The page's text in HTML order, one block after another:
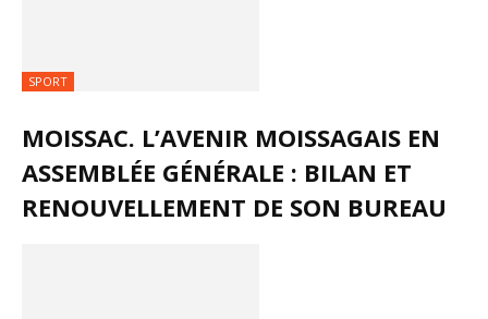
SPORT
MOISSAC. L’AVENIR MOISSAGAIS EN
ASSEMBLÉE GÉNÉRALE : BILAN ET
RENOUVELLEMENT DE SON BUREAU